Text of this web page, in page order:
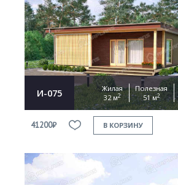
И-075
Жилая
32 м2
Полезная
51 м2
41200₽ В КОРЗИНУ